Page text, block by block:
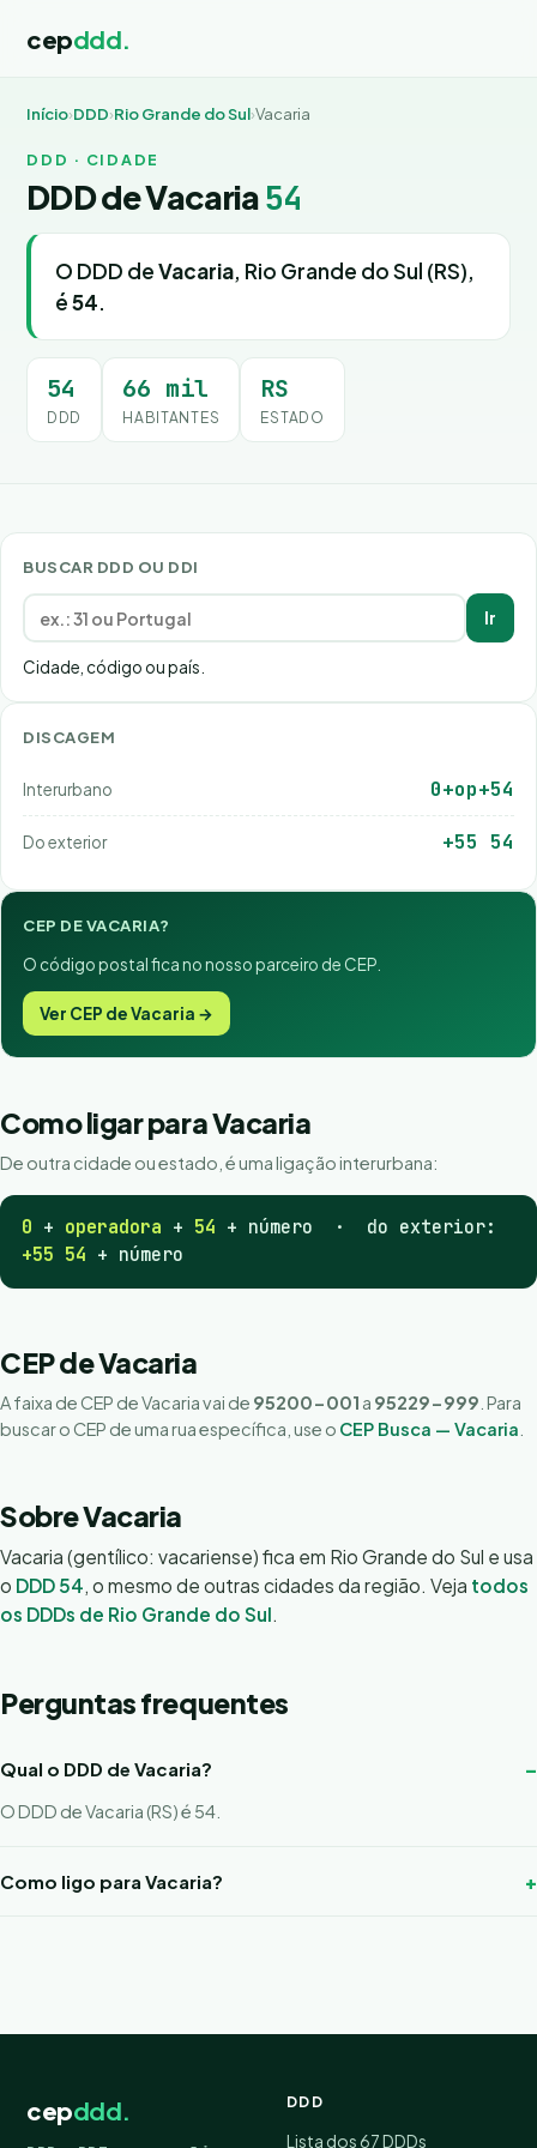
cepddd.
Início›DDD›Rio Grande do Sul›Vacaria
DDD · CIDADE
DDD de Vacaria54
O DDD deVacaria, Rio Grande do Sul (RS),
é54.
54
DDD
66 mil
HABITANTES
RS
ESTADO
BUSCAR DDD OU DDI
Ir
Cidade, código ou país.
DISCAGEM
Interurbano 0+op+54
Do exterior +55 54
CEP DE VACARIA?
O código postal fica no nosso parceiro de CEP.
Ver CEP de Vacaria →
Como ligar para Vacaria
De outra cidade ou estado, é uma ligação interurbana:
0 + operadora + 54 + número · do exterior:
+55 54 + número
CEP de Vacaria
A faixa de CEP de Vacaria vai de 95200-001 a 95229-999 . Para
buscar o CEP de uma rua específica, use o CEP Busca — Vacaria
Sobre Vacaria
Vacaria (gentílico: vacariense) fica em Rio Grande do Sul e usa
o DDD 54, o mesmo de outras cidades da região. Veja todos
os DDDs de Rio Grande do Sul.
Perguntas frequentes
Qual o DDD de Vacaria?
O DDD de Vacaria (RS) é 54.
Como ligo para Vacaria?
cepddd. DDD
Lista dos 67 DDDs